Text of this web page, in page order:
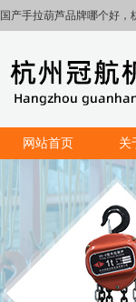
国产手拉葫芦品牌哪个好，
网站首页 关